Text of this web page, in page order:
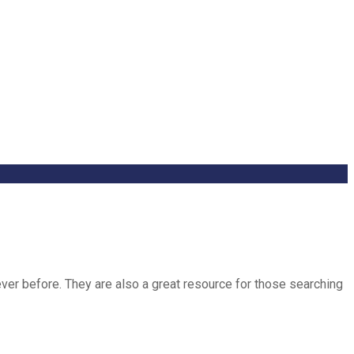
before. They are also a great resource for those searching